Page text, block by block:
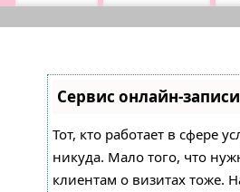
Сервис онлайн-
Тот, кто работает в сфере
никуда. Мало того, что
клиентам о визитах